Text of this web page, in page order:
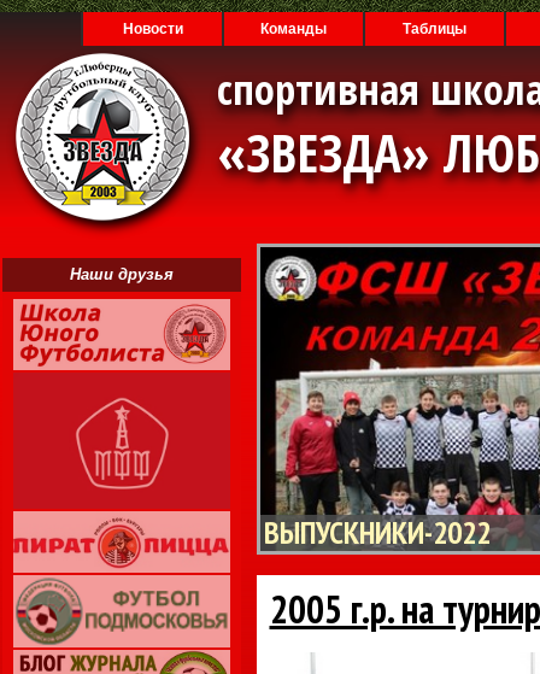
Новости Команды Таблицы
спортивная
«ЗВЕЗДА»
Наши друзья
ВЫПУСКНИКИ-2022
2005 г.р. на